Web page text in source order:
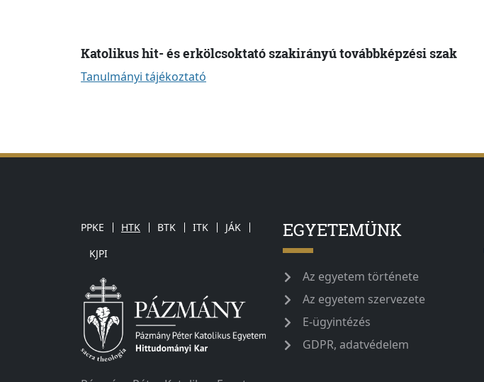
Katolikus hit- és erkölcsoktató szakirányú továbbképzési szak
Tanulmányi tájékoztató
PPKE HTK BTK ITK
JÁK
KJPI
EGYETEMÜNK
Az egyetem története
Az egyetem szervezete
E-ügyintézés
GDPR, adatvédelem